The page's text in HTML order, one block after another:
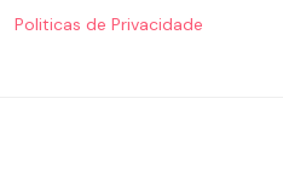
Politicas de Privacidade